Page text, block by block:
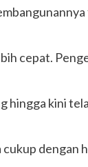
cepat.
kini